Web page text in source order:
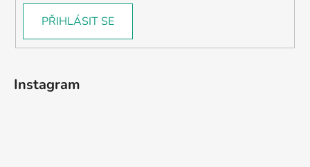
PŘIHLÁSIT SE
Instagram